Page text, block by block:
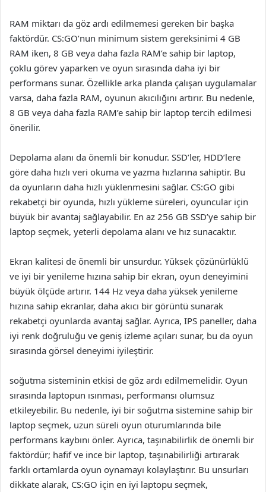
RAM miktarı da göz ardı edilmemesi gereken bir başka
faktördür. CS:GO’nun minimum sistem gereksinimi 4 GB
RAM iken, 8 GB veya daha fazla RAM’e sahip bir laptop,
çoklu görev yaparken ve oyun sırasında daha iyi bir
performans sunar. Özellikle arka planda çalışan uygulamalar
varsa, daha fazla RAM, oyunun akıcılığını artırır. Bu nedenle,
8 GB veya daha fazla RAM’e sahip bir laptop tercih edilmesi
önerilir.
Depolama alanı da önemli bir konudur. SSD’ler, HDD’lere
göre daha hızlı veri okuma ve yazma hızlarına sahiptir. Bu
da oyunların daha hızlı yüklenmesini sağlar. CS:GO gibi
rekabetçi bir oyunda, hızlı yükleme süreleri, oyuncular için
büyük bir avantaj sağlayabilir. En az 256 GB SSD’ye sahip bir
laptop seçmek, yeterli depolama alanı ve hız sunacaktır.
Ekran kalitesi de önemli bir unsurdur. Yüksek çözünürlüklü
ve iyi bir yenileme hızına sahip bir ekran, oyun deneyimini
büyük ölçüde artırır. 144 Hz veya daha yüksek yenileme
hızına sahip ekranlar, daha akıcı bir görüntü sunarak
rekabetçi oyunlarda avantaj sağlar. Ayrıca, IPS paneller, daha
iyi renk doğruluğu ve geniş izleme açıları sunar, bu da oyun
sırasında görsel deneyimi iyileştirir.
soğutma sisteminin etkisi de göz ardı edilmemelidir. Oyun
sırasında laptopun ısınması, performansı olumsuz
etkileyebilir. Bu nedenle, iyi bir soğutma sistemine sahip bir
laptop seçmek, uzun süreli oyun oturumlarında bile
performans kaybını önler. Ayrıca, taşınabilirlik de önemli bir
faktördür; hafif ve ince bir laptop, taşınabilirliği artırarak
farklı ortamlarda oyun oynamayı kolaylaştırır. Bu unsurları
dikkate alarak, CS:GO için en iyi laptopu seçmek,